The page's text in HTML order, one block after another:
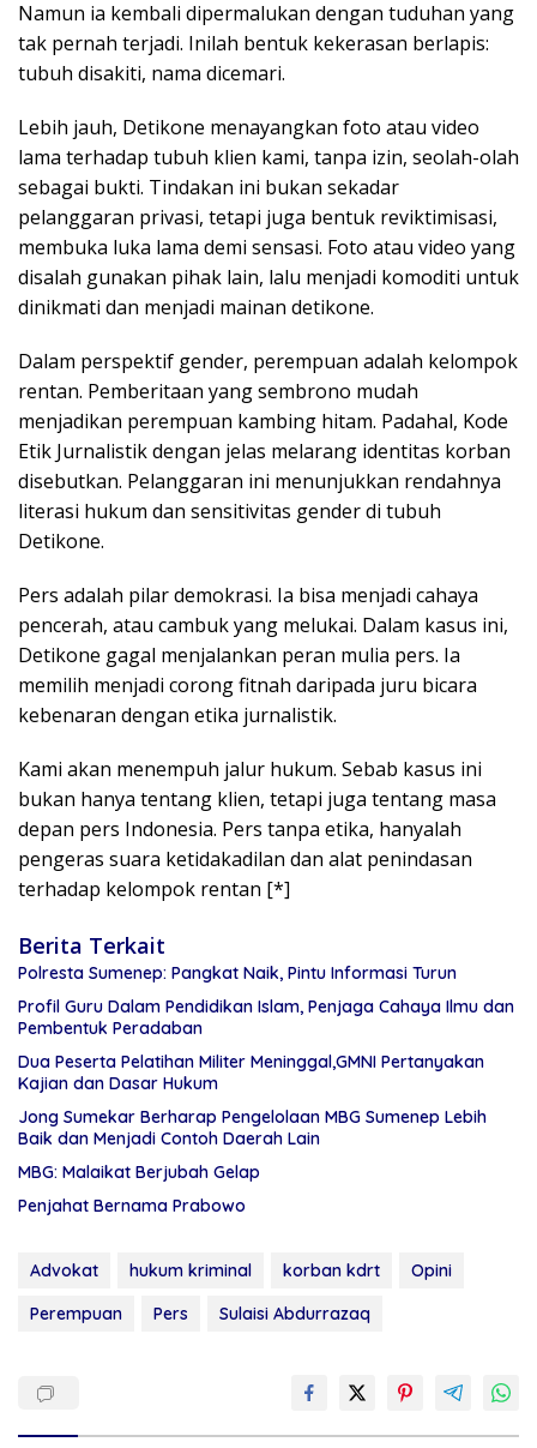
Namun ia kembali dipermalukan dengan tuduhan yang
tak pernah terjadi. Inilah bentuk kekerasan berlapis:
tubuh disakiti, nama dicemari.
Lebih jauh, Detikone menayangkan foto atau video
lama terhadap tubuh klien kami, tanpa izin, seolah-olah
sebagai bukti. Tindakan ini bukan sekadar
pelanggaran privasi, tetapi juga bentuk reviktimisasi,
membuka luka lama demi sensasi. Foto atau video yang
disalah gunakan pihak lain, lalu menjadi komoditi untuk
dinikmati dan menjadi mainan detikone.
Dalam perspektif gender, perempuan adalah kelompok
rentan. Pemberitaan yang sembrono mudah
menjadikan perempuan kambing hitam. Padahal, Kode
Etik Jurnalistik dengan jelas melarang identitas korban
disebutkan. Pelanggaran ini menunjukkan rendahnya
literasi hukum dan sensitivitas gender di tubuh
Detikone.
Pers adalah pilar demokrasi. Ia bisa menjadi cahaya
pencerah, atau cambuk yang melukai. Dalam kasus ini,
Detikone gagal menjalankan peran mulia pers. Ia
memilih menjadi corong fitnah daripada juru bicara
kebenaran dengan etika jurnalistik.
Kami akan menempuh jalur hukum. Sebab kasus ini
bukan hanya tentang klien, tetapi juga tentang masa
depan pers Indonesia. Pers tanpa etika, hanyalah
pengeras suara ketidakadilan dan alat penindasan
terhadap kelompok rentan [*]
Berita Terkait
Polresta Sumenep: Pangkat Naik, Pintu Informasi Turun
Profil Guru Dalam Pendidikan Islam, Penjaga Cahaya Ilmu dan
Pembentuk Peradaban
Dua Peserta Pelatihan Militer Meninggal,GMNI Pertanyakan
Kajian dan Dasar Hukum
Jong Sumekar Berharap Pengelolaan MBG Sumenep Lebih
Baik dan Menjadi Contoh Daerah Lain
MBG: Malaikat Berjubah Gelap
Penjahat Bernama Prabowo
Advokat hukum kriminal korban kdrt
Opini
Perempuan
Pers Sulaisi Abdurrazaq